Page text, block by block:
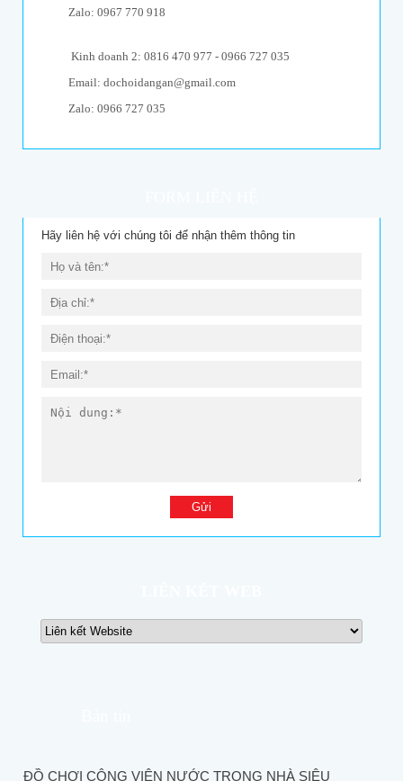
Zalo: 0967 770 918
Kinh doanh 2: 0816 470 977 - 0966 727 035
Email: dochoidangan@gmail.com
Zalo: 0966 727 035
Hãy liên hệ với chúng tôi để nhận thêm thông tin
ĐỒ CHƠI CÔNG VIÊN NƯỚC TRONG NHÀ SIÊU